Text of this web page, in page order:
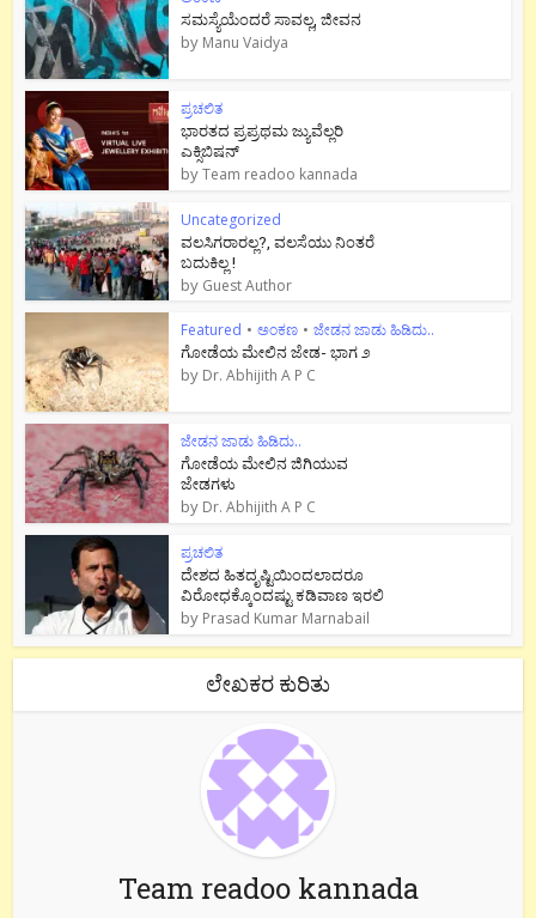
ಸಮಸ್ಯೆಯೆಂದರೆ ಸಾವಲ್ಲ, ಜೀವನ
by Manu Vaidya
ಪ್ರಚಲಿತ
ಭಾರತದ ಪ್ರಪ್ರಥಮ ಜ್ಯುವೆಲ್ಲರಿ
ಎಕ್ಸಿಬಿಷನ್
byTeam readoo kannada
Uncategorized
ವಲಸಿಗರಾರಲ್ಲ?, ವಲಸೆಯು ನಿಂತರೆ
ಬದುಕಿಲ್ಲ !
by Guest Author
Featured • ಅಂಕಣ • ಜೇಡನ ಜಾಡು ಹಿಡಿದು..
ಗೋಡೆಯ ಮೇಲಿನ ಜೇಡ- ಭಾಗ ೨
by Dr. Abhijith A P C
ಜೇಡನ ಜಾಡು ಹಿಡಿದು..
ಗೋಡೆಯ ಮೇಲಿನ ಜಿಗಿಯುವ
ಜೇಡಗಳು
by Dr. Abhijith A P C
ಪ್ರಚಲಿತ
ದೇಶದ ಹಿತದೃಷ್ಟಿಯಿಂದಲಾದರೂ
ವಿರೋಧಕ್ಕೊಂದಷ್ಟು ಕಡಿವಾಣ ಇರಲಿ
by Prasad Kumar Marnabail
ಲೇಖಕರ ಕುರಿತು
Team readoo kannada